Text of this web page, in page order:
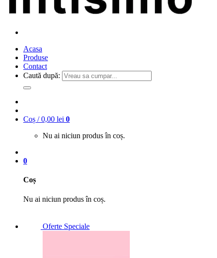
Acasa
Produse
Contact
Caută după:
Coș /0,00 lei 0
Nu ai niciun produs în coș.
0
Coș
Nu ai niciun produs în coș.
Oferte Speciale